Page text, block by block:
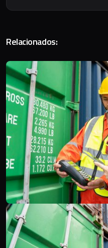
Relacionados: